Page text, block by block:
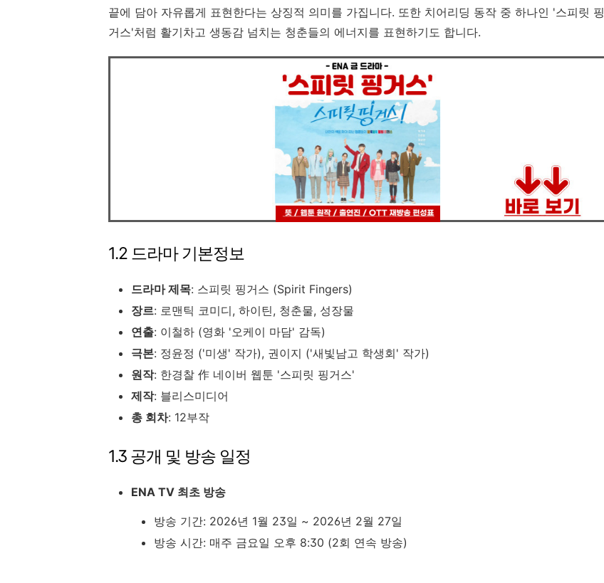
끝에 담아 자유롭게 표현한다는 상징적 의미를 가집니다. 또한 치어리딩 동작 중 하나인 '스피릿 핑
거스'처럼 활기차고 생동감 넘치는 청춘들의 에너지를 표현하기도 합니다.
1.2 드라마 기본정보
드라마 제목: 스피릿 핑거스 (Spirit Fingers)
장르: 로맨틱 코미디, 하이틴, 청춘물, 성장물
연출: 이철하 (영화 '오케이 마담' 감독)
극본: 정윤정 ('미생' 작가), 권이지 ('새빛남고 학생회' 작가)
원작: 한경찰 作 네이버 웹툰 '스피릿 핑거스'
제작: 블리스미디어
총 회차: 12부작
1.3 공개 및 방송 일정
ENA TV 최초 방송
방송 기간: 2026년 1월 23일 ~ 2026년 2월 27일
방송 시간: 매주 금요일 오후 8:30 (2회 연속 방송)